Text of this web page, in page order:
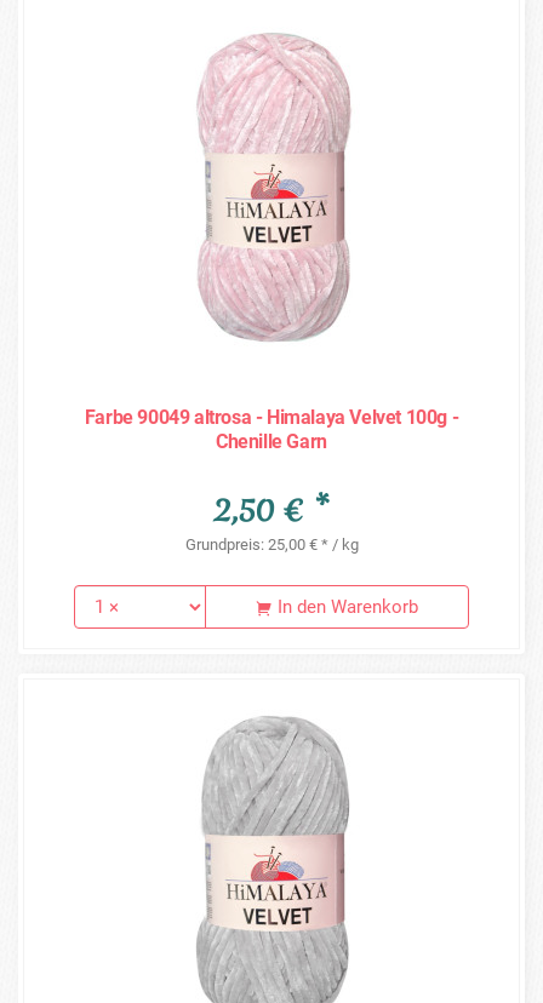
Farbe 90049 altrosa - Himalaya Velvet 100g -
Chenille Garn
2,50 € *
Grundpreis: 25,00 € * / kg
In den Warenkorb